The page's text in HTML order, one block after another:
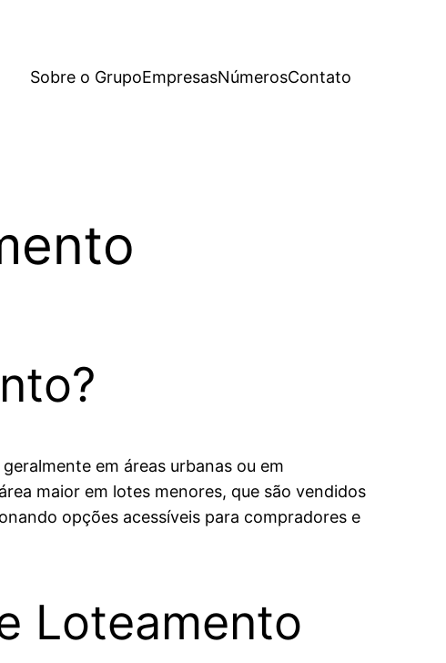
Sobre o GrupoEmpresasNúmerosContato
em áreas urbanas ou em
maior em lotes menores, que são vendidos
opções acessíveis para compradores e
Loteamento